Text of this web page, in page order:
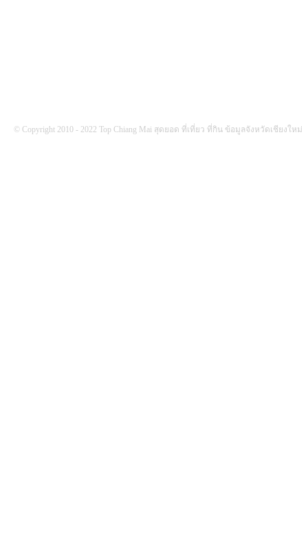
© Copyright 2010 - 2022 Top Chiang Mai สุดยอด ที่เที่ยว ที่กิน ข้อมูลจังหวัดเชียงใหม่